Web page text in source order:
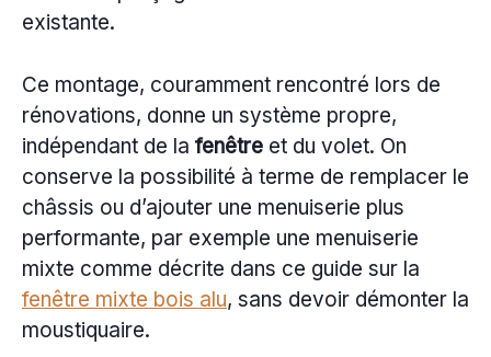
existante.
Ce montage, couramment rencontré lors de
rénovations, donne un système propre,
indépendant de la fenêtre et du volet. On
conserve la possibilité à terme de remplacer le
châssis ou d’ajouter une menuiserie plus
performante, par exemple une menuiserie
mixte comme décrite dans ce guide sur la
fenêtre mixte bois alu, sans devoir démonter la
moustiquaire.